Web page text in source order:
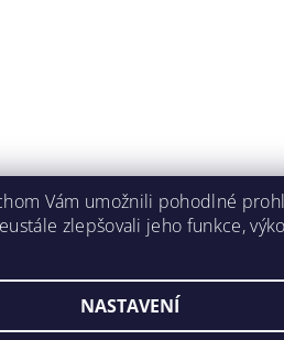
Vám umožnili pohodlné
zlepšovali jeho funkce,
NASTAVENÍ